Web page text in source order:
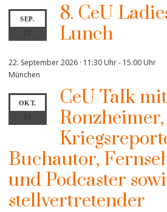
SEP.
22
8. CeU
Lunch
22. September 2026 · 11:30 Uhr- 15:00 Uhr
München
OKT.
CeU Talk
Buchautor,
und Podcaster
stellvertretender